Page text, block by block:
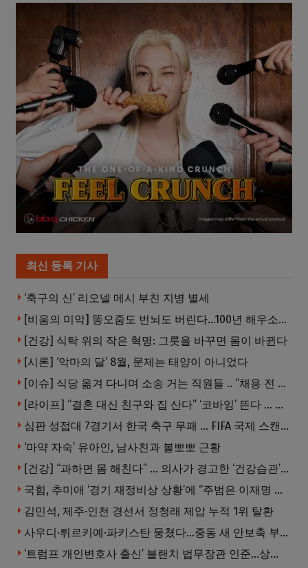
최신 등록 기사
‘축구의 신’ 리오넬 메시 부친 지병 별세
[비움의 미악] 똥오줌도 번뇌도 버린다…100년 해우소의 철학
[건강] 식탁 위의 작은 혁명: 그릇을 바꾸면 몸이 바뀐다
[시론] ‘악마의 달’ 8월, 문제는 태양이 아니었다
[이슈] 식당 옮겨 다니며 소송 거는 직원들 .. “채용 전 반드시 확인해야”
[라이프] “결혼 대신 친구와 집 산다” ‘코바잉’ 뜬다 … 내 집 마련 공식 바뀌었다
심판 성접대 7경기서 한국 축구 무패 … FIFA 국제 스캔들 번지나
‘마약 자숙’ 유아인, 남사친과 볼뽀뽀 근황
[건강] “과하면 몸 해친다” … 의사가 경고한 ‘건강습관’ 5가지
국힘, 추미애 ‘경기 재정비상 상황’에 “주범은 이재명 전 지사”
김민석, 제주·인천 경선서 정청래 제압 누적 1위 탈환
사우디·튀르키예·파키스탄 뭉쳤다…중동 새 안보축 부상하나
‘트럼프 개인변호사 출신’ 블랜치 법무장관 인준…상원 50대49 가결